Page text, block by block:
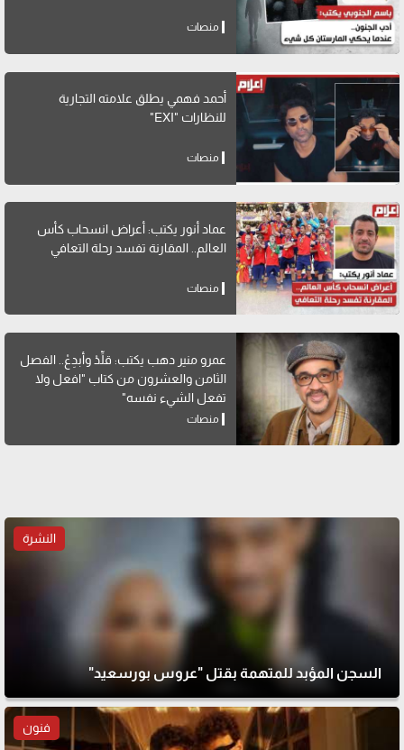
منصات
أحمد فهمي يطلق علامته التجارية
للنظارات "EXI"
منصات
عماد أنور يكتب: أعراض انسحاب كأس
العالم.. المقارنة تفسد رحلة التعافي
منصات
عمرو منير دهب يكتب: قلِّدْ وأبدِعْ.. الفصل
الثامن والعشرون من كتاب "افعل ولا
تفعل الشيء نفسه"
منصات
النشرة
السجن المؤبد للمتهمة بقتل "عروس بورسعيد"
فنون